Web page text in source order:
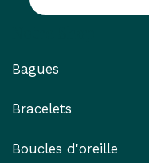
Bagues
Bracelets
Boucles d'oreille